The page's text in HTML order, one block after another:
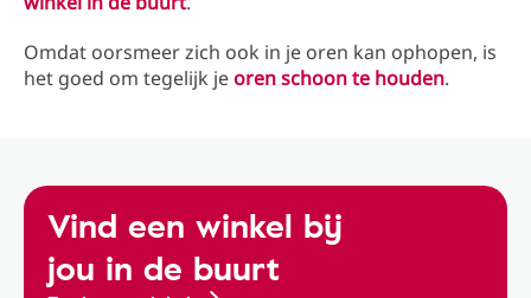
Omdat oorsmeer zich ook in je oren kan ophopen, is
het goed om tegelijk jeoren schoon te houden.
Vind een winkel bij
jou in de buurt